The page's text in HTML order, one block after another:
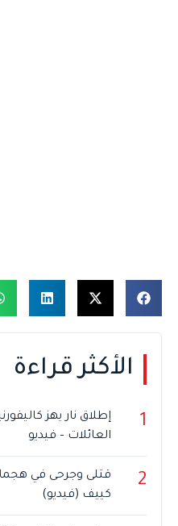
الأكثر قراءة
1
إطلاق نار يهز
العائلات – فيديو
2
قتلى وجرحى في
كييف (فيديو)